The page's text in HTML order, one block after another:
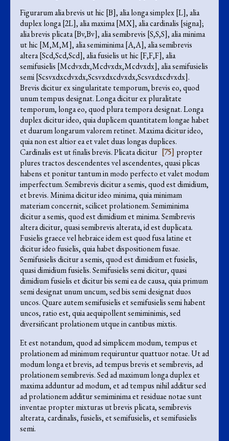
Figurarum alia brevis ut hic [B], alia longa simplex [L], alia
duplex longa [2L], alia maxima [MX], alia cardinalis [signa];
alia brevis plicata [Bv,Bv], alia semibrevis [S,S,S], alia minima
ut hic [M,M,M], alia semiminima [A,A], alia semibrevis
altera [Scd,Scd,Scd], alia fusielis ut hic [F,F,F], alia
semifusielis [Mcdvxdx,Mcdvxdx,Mcdvxdx], alia semifusielis
semi [Scsvxdxcdvxdx,Scsvxdxcdvxdx,Scsvxdxcdvxdx].
Brevis dicitur ex singularitate temporum, brevis eo, quod
unum tempus designat. Longa dicitur ex pluralitate
temporum, longa eo, quod plura tempora designat. Longa
duplex dicitur ideo, quia duplicem quantitatem longae habet
et duarum longarum valorem retinet. Maxima dicitur ideo,
quia non est altior ea et valet duas longas duplices.
Cardinalis est ut finalis brevis. Plicata dicitur [75] propter
plures tractos descendentes vel ascendentes, quasi plicas
habens et ponitur tantum in modo perfecto et valet modum
imperfectum. Semibrevis dicitur a semis, quod est dimidium,
et brevis. Minima dicitur ideo minima, quia minimam
materiam concernit, scilicet prolationem. Semiminima
dicitur a semis, quod est dimidium et minima. Semibrevis
altera dicitur, quasi semibrevis alterata, id est duplicata.
Fusielis graece vel hebraice idem est quod fusa latine et
dicitur ideo fusielis, quia habet dispositionem fusae.
Semifusielis dicitur a semis, quod est dimidium et fusielis,
quasi dimidium fusielis. Semifusielis semi dicitur, quasi
dimidium fusielis et dicitur bis semi ea de causa, quia primum
semi designat unum uncum, sed bis semi designat duos
uncos. Quare autem semifusielis et semifusielis semi habent
uncos, ratio est, quia aequipollent semiminimis, sed
diversificant prolationem utque in cantibus mixtis.
Et est notandum, quod ad simplicem modum, tempus et
prolationem ad minimum requiruntur quattuor notae. Ut ad
modum longa et brevis, ad tempus brevis et semibrevis, ad
prolationem semibrevis. Sed ad maximum longa duplex et
maxima adduntur ad modum, et ad tempus nihil additur sed
ad prolationem additur semiminima et residuae notae sunt
inventae propter mixturas ut brevis plicata, semibrevis
alterata, cardinalis, fusielis, et semifusielis, et semifusielis
semi.